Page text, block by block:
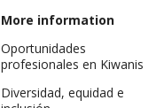
More information
Oportunidades
profesionales en Kiwanis
Diversidad, equidad e